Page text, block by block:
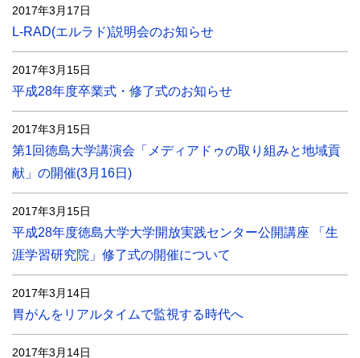
2017年3月17日
L-RAD(エルラド)説明会のお知らせ
2017年3月15日
平成28年度卒業式・修了式のお知らせ
2017年3月15日
第1回徳島大学講演会「メディアドゥの取り組みと地域貢
献」の開催(3月16日)
2017年3月15日
平成28年度徳島大学大学開放実践センター公開講座 「生
涯学習研究院」修了式の開催について
2017年3月14日
胃がんをリアルタイムで監視する時代へ
2017年3月14日